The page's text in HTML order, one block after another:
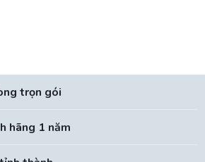
trọn gói
hãng 1 năm